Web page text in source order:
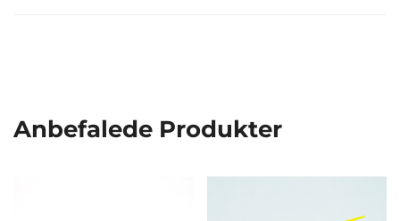
Anbefalede Produkter